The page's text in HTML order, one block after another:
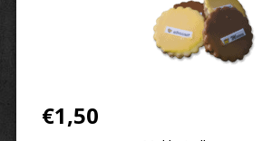
€1,50